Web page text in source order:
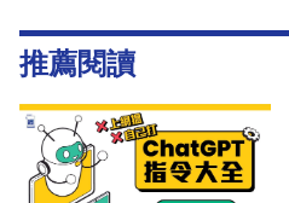
推薦閱讀